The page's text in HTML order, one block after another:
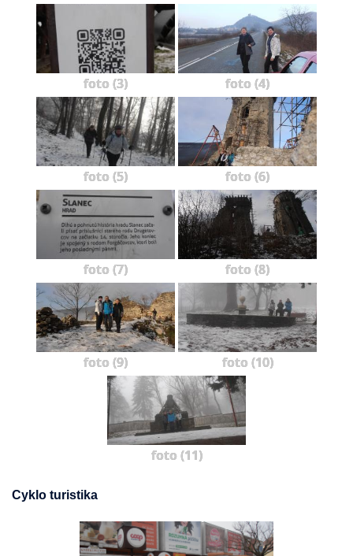
foto (3) foto (4)
foto (5) foto (6)
foto (7) foto (8)
foto (9) foto (10)
foto (11)
Cyklo turistika